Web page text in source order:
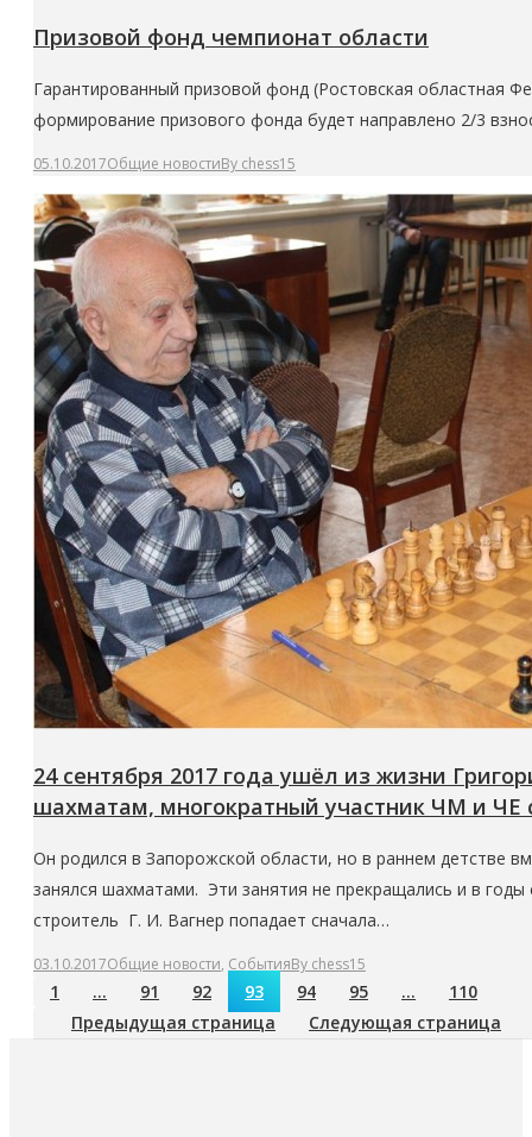
Призовой фонд чемпионат области
Гарантированный призовой фонд (Ростовская областная
формирование призового фонда будет направлено 2/3
05.10.2017Общие новостиBy chess15
24 сентября 2017 года ушёл из жизни
шахматам, многократный участник ЧМ и
Он родился в Запорожской области, но в раннем детстве
занялся шахматами. Эти занятия не прекращались и в годы
строитель Г. И. Вагнер попадает сначала…
03.10.2017Общие новости, СобытияBy chess15
1 … 91 92 93 94 95 …
110
Предыдущая страница
Следующая страница